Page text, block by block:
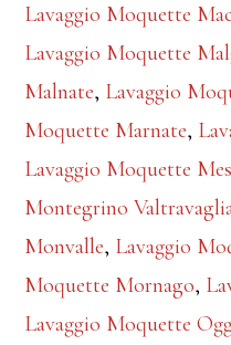
Lavaggio Moquette
Lavaggio Moquette
Malnate, Lavaggio
Moquette Marnate,
Lavaggio Moquette
Montegrino
Monvalle, Lavaggio
Moquette Mornago,
Lavaggio Moquette